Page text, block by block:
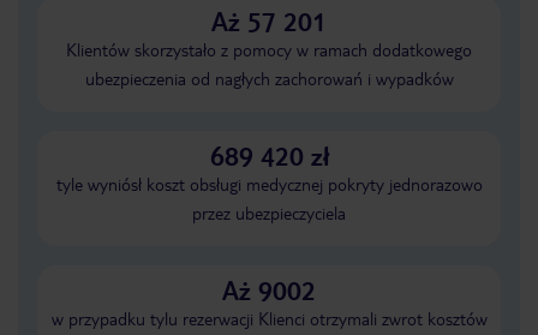
Aż 57 201
Klientów skorzystało z pomocy w ramach dodatkowego
ubezpieczenia od nagłych zachorowań i wypadków
689 420 zł
tyle wyniósł koszt obsługi medycznej pokryty jednorazowo
przez ubezpieczyciela
Aż 9002
w przypadku tylu rezerwacji Klienci otrzymali zwrot kosztów